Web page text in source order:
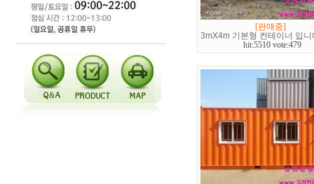
[판매중]
3mX4m 기본형 컨테이너 입니
hit:5510 vote:479